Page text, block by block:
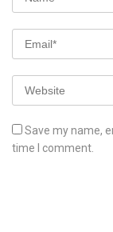
Save my name,
time I comment.